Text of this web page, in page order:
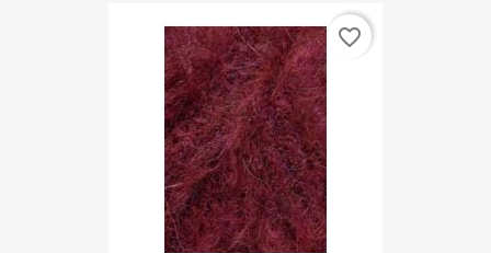
favorite_border